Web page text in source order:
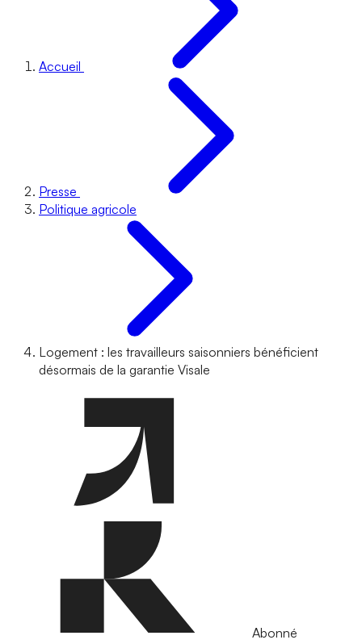
Accueil
Presse
Politique agricole
Logement : les travailleurs saisonniers bénéficient
désormais de la garantie Visale
Abonné